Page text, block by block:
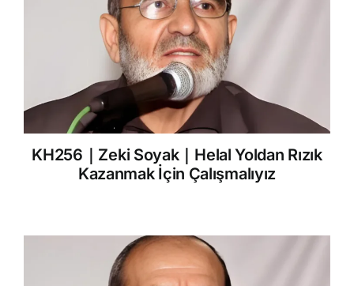
KH256｜Zeki Soyak｜Helal Yoldan Rızık
Kazanmak İçin Çalışmalıyız